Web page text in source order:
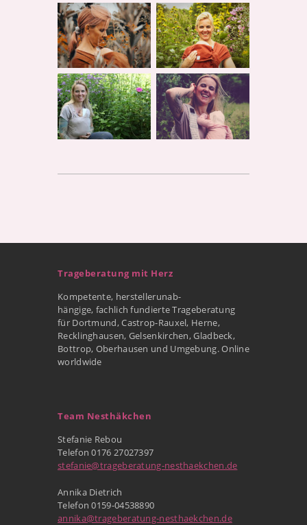
Trageberatung mit Herz
Kompetente, herstellerunab-
hängige, fachlich fundierte Trageberatung
für Dortmund, Castrop-Rauxel, Herne,
Recklinghausen, Gelsenkirchen, Gladbeck,
Bottrop, Oberhausen und Umgebung. Online
worldwide
Team Nesthäkchen
Stefanie Rebou
Telefon 0176 27027397
stefanie@trageberatung-nesthaekchen.de
Annika Dietrich
Telefon 0159-04538890
annika@trageberatung-nesthaekchen.de